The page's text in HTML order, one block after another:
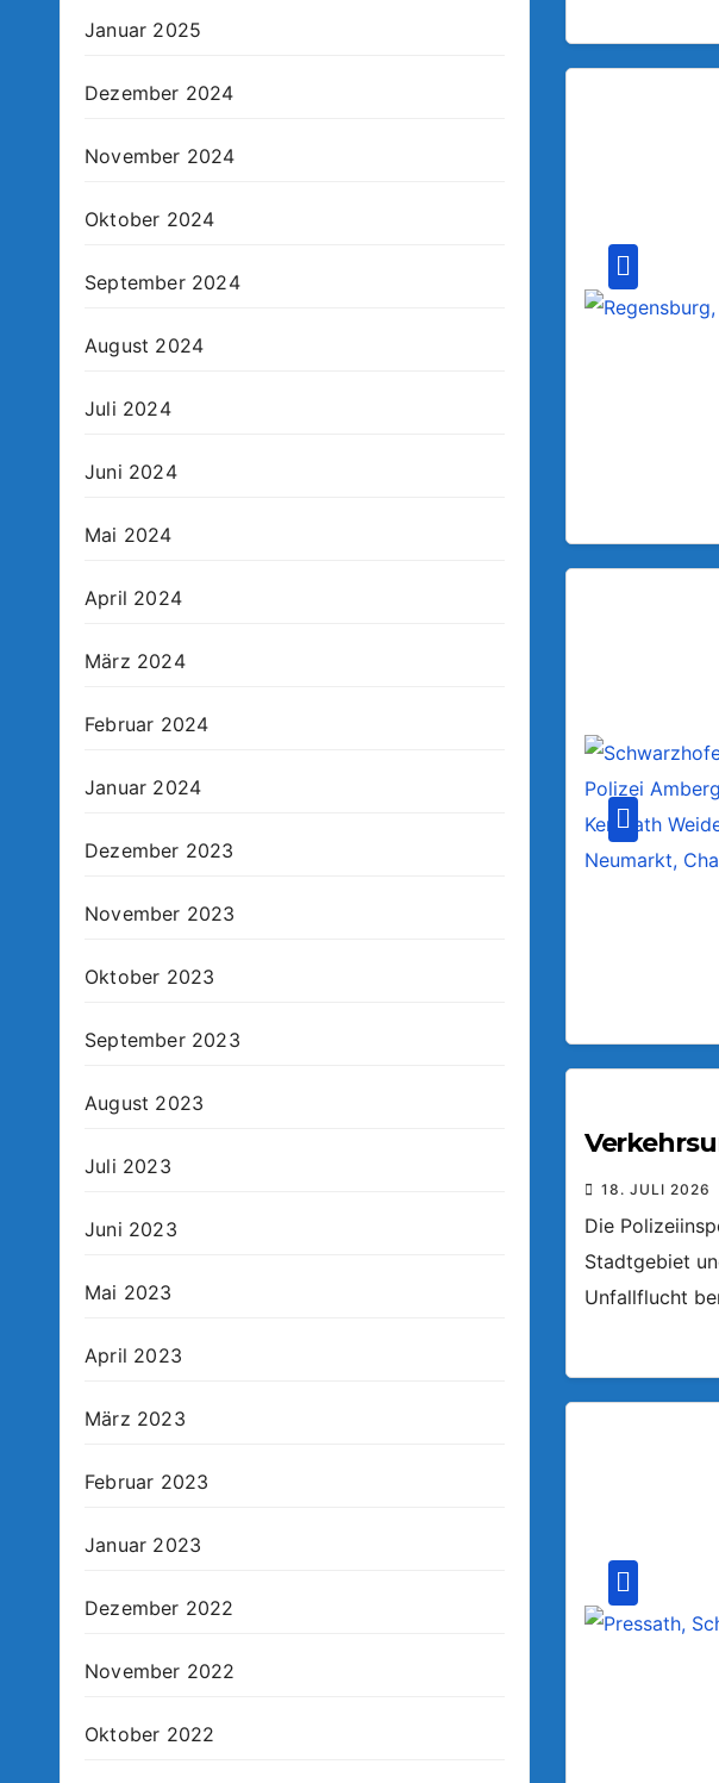
Januar 2025
Dezember 2024
November 2024
Oktober 2024
September 2024
August 2024
Juli 2024
Juni 2024
Mai 2024
April 2024
März 2024
Februar 2024
Januar 2024
Dezember 2023
November 2023
Oktober 2023
September 2023
August 2023
Juli 2023
Juni 2023
Mai 2023
April 2023
März 2023
Februar 2023
Januar 2023
Dezember 2022
November 2022
Oktober 2022
18. JULI 2026
Die
Stadtgebiet
Unfallflucht